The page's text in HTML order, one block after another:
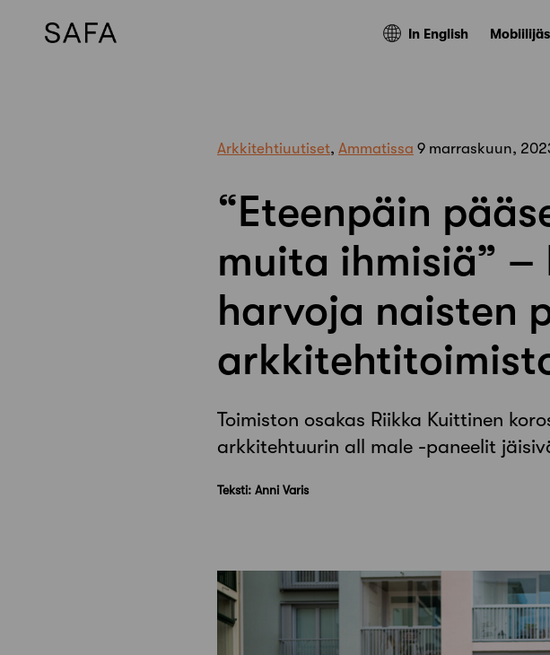
In English
Arkkitehtiuutiset, Ammatissa 9 marraskuun,
“Eteenpäin
muita ihmisiä”
harvoja naisten
Toimiston osakas Riikka Kuittinen
arkkitehtuurin all male -paneelit
Teksti: Anni Varis